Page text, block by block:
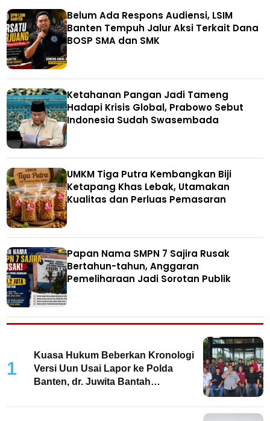
Belum Ada Respons Audiensi, LSIM
Banten Tempuh Jalur Aksi Terkait Dana
BOSP SMA dan SMK
Ketahanan Pangan Jadi Tameng
Hadapi Krisis Global, Prabowo Sebut
Indonesia Sudah Swasembada
UMKM Tiga Putra Kembangkan Biji
Ketapang Khas Lebak, Utamakan
Kualitas dan Perluas Pemasaran
Papan Nama SMPN 7 Sajira Rusak
Bertahun-tahun, Anggaran
Pemeliharaan Jadi Sorotan Publik
1
Kuasa Hukum Beberkan Kronologi
Versi Uun Usai Lapor ke Polda
Banten, dr. Juwita Bantah